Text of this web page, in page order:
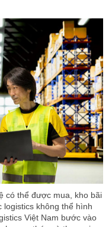
có thể được mua, kho bãi
không thể hình
Việt Nam bước vào